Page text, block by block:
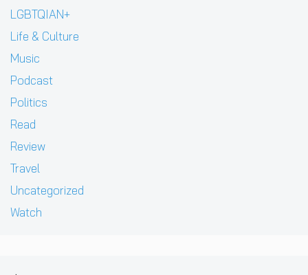
LGBTQIAN+
Life & Culture
Music
Podcast
Politics
Read
Review
Travel
Uncategorized
Watch